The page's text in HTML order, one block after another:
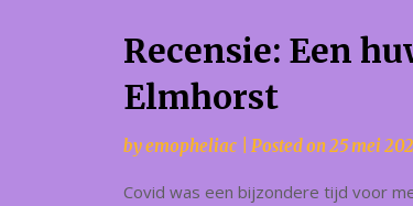
Recensie: Een
Elmhorst
byemopheliac Posted on25 mei
Covid was een bijzondere tijd voor